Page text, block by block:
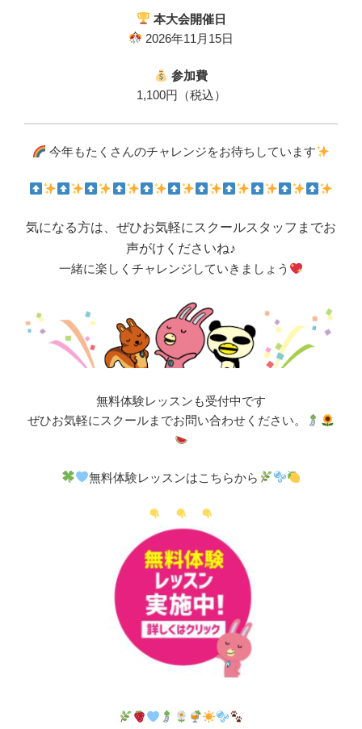
本大会開催日
2026年11月15日
参加費
1,100円（税込）
今年もたくさんのチャレンジをお待ちしています
気になる方は、 ぜひお気軽に スクールスタッフ までお
声がけ くださいね♪
一緒に楽 しくチャレンジしていき ま しょう
無料体験レッスンも受付中です
ぜひお気軽にスクールまでお問い合わせください。
無料体験レッスンはこちらから